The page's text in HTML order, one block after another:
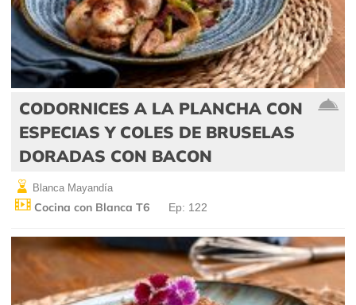
CODORNICES A LA PLANCHA CON
ESPECIAS Y COLES DE BRUSELAS
DORADAS CON BACON
Blanca Mayandía
Cocina con Blanca T6 Ep: 122